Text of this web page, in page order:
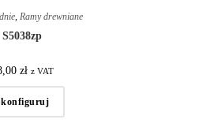
, Ramy drewniane
S5038zp
zł z VAT